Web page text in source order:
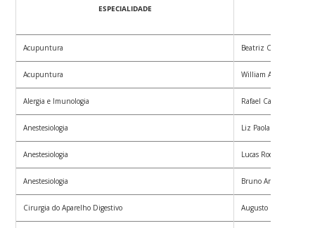
ESPECIALIDADE
Acupuntura Beatriz Candido
Acupuntura William Alves do
Alergia e Imunologia Rafael Caetano do
Anestesiologia Liz Paola Jara Dos
Anestesiologia Lucas Rodrigues Ruaro
Anestesiologia Bruno Artur de
Cirurgia do Aparelho Digestivo Augusto Bortolanza